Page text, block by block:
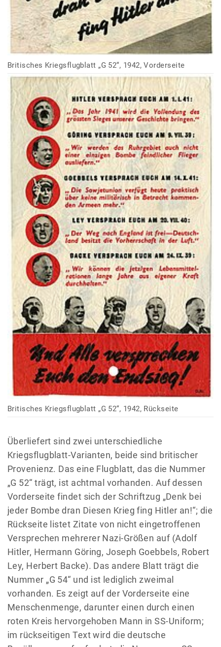
Britisches Kriegsflugblatt „G 52“, 1942, Vorderseite
Britisches Kriegsflugblatt „G 52“, 1942, Rückseite
Überliefert sind zwei unterschiedliche
Kriegsflugblatt-Varianten, beide sind britischer
Provenienz. Das eine Flugblatt, das die Nummer
„G 52“ trägt, ist achtmal vorhanden. Auf dessen
Vorderseite findet sich der Schriftzug „Denk bei
jeder Bombe dran Diesen Krieg fing Hitler an!“; die
Rückseite listet Zitate von nicht eingetroffenen
Versprechen mehrerer Nazi-Größen auf (Adolf
Hitler, Hermann Göring, Joseph Goebbels, Robert
Ley, Herbert Backe). Das andere Blatt trägt die
Nummer „G 54“ und ist lediglich zweimal
vorhanden. Es zeigt auf der Vorderseite eine
Menschenmenge, darunter einen durch einen
roten Kreis hervorgehoben Mann in SS-Uniform;
im rückseitigen Text wird die deutsche